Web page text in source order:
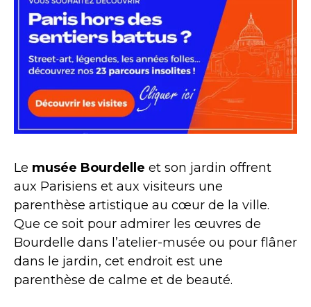
Le musée Bourdelle et son jardin offrent
aux Parisiens et aux visiteurs une
parenthèse artistique au cœur de la ville.
Que ce soit pour admirer les œuvres de
Bourdelle dans l’atelier-musée ou pour flâner
dans le jardin, cet endroit est une
parenthèse de calme et de beauté.